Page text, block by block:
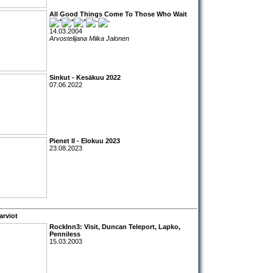
All Good Things Come To Those Who Wait
14.03.2004
Arvostelijana Miika Jalonen
Sinkut - Kesäkuu 2022
07.06.2022
Pienet II - Elokuu 2023
23.08.2023
RockInn3: Visit, Duncan Teleport, Lapko,
Penniless
15.03.2003